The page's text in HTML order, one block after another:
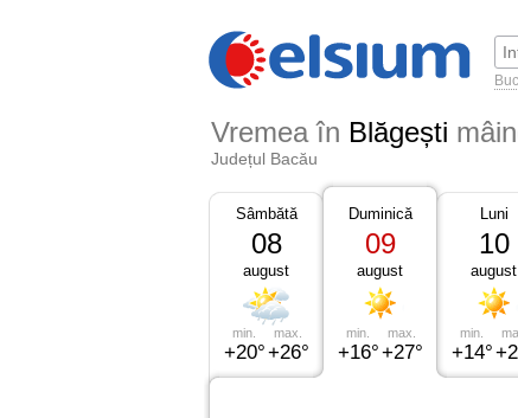
Vremea în Blăgești
Județul Bacău
Sâmbătă
08
august
min.
+20°
max.
+26°
Duminică
09
august
min.
+16°
max.
+27°
Luni
10
august
min.
+14°